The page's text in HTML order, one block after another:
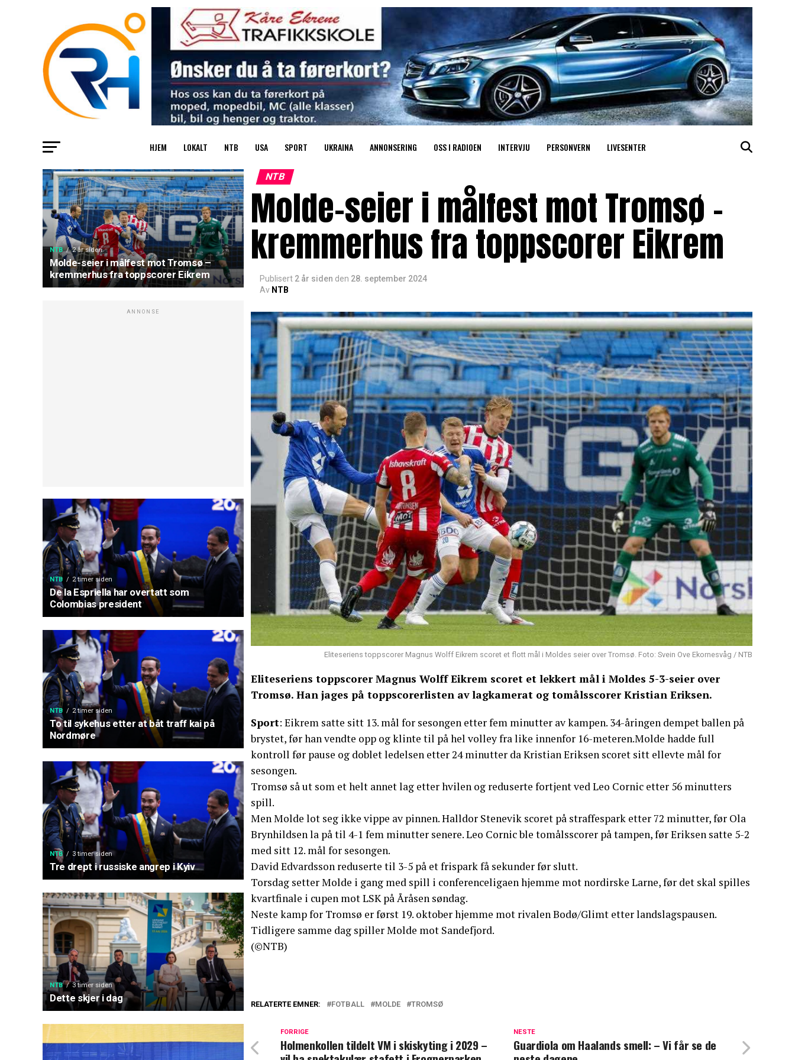
HJEM LOKALT NTB USA SPORT UKRAINA ANNONSERING OSS I RADIOEN INTERVJU PERSONVERN LIVESENTER
NTB 2 år siden
Molde-seier i målfest mot Tromsø –
kremmerhus fra toppscorer Eikrem
ANNONSE
NTB 2 timer siden
De la Espriella har overtatt som
Colombias president
NTB 2 timer siden
To til sykehus etter at båt traff kai på
Nordmøre
NTB 3 timer siden
Tre drept i russiske angrep i Kyiv
NTB 3 timer siden
Dette skjer i dag
NTB
Molde-seier i målfest mot Tromsø –
kremmerhus fra toppscorer Eikrem
Publisert 2 år siden den 28. september 2024
Av NTB
Eliteseriens toppscorer Magnus Wolff Eikrem scoret et flott mål i Moldes seier over Tromsø. Foto: Svein Ove Ekornesvåg / NTB
Eliteseriens toppscorer Magnus Wolff Eikrem scoret et lekkert mål i Moldes 5-3-seier over
Tromsø. Han jages på toppscorerlisten av lagkamerat og tomålsscorer Kristian Eriksen.
Sport: Eikrem satte sitt 13. mål for sesongen etter fem minutter av kampen. 34-åringen dempet ballen på
brystet, før han vendte opp og klinte til på hel volley fra like innenfor 16-meteren.Molde hadde full
kontroll før pause og doblet ledelsen etter 24 minutter da Kristian Eriksen scoret sitt ellevte mål for
sesongen.
Tromsø så ut som et helt annet lag etter hvilen og reduserte fortjent ved Leo Cornic etter 56 minutters
spill.
Men Molde lot seg ikke vippe av pinnen. Halldor Stenevik scoret på straffespark etter 72 minutter, før Ola
Brynhildsen la på til 4-1 fem minutter senere. Leo Cornic ble tomålsscorer på tampen, før Eriksen satte 5-2
med sitt 12. mål for sesongen.
David Edvardsson reduserte til 3-5 på et frispark få sekunder før slutt.
Torsdag setter Molde i gang med spill i conferenceligaen hjemme mot nordirske Larne, før det skal spilles
kvartfinale i cupen mot LSK på Åråsen søndag.
Neste kamp for Tromsø er først 19. oktober hjemme mot rivalen Bodø/Glimt etter landslagspausen.
Tidligere samme dag spiller Molde mot Sandefjord.
(©NTB)
RELATERTE EMNER: FOTBALL MOLDE TROMSØ
NESTE
Guardiola om Haalands smell: – Vi får se de
FORRIGE
Holmenkollen tildelt VM i skiskyting i 2029 –